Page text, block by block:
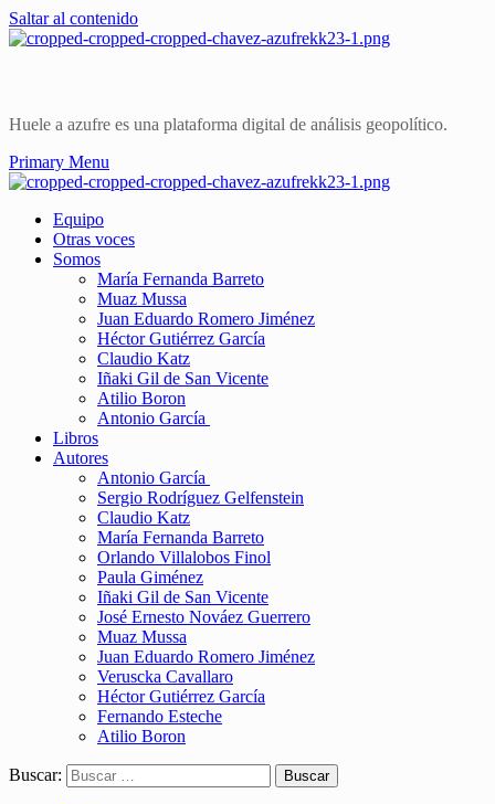
Saltar al contenido
Huele a azufre es una plataforma digital de análisis geopolítico.
Primary Menu
Equipo
Otras voces
Somos
María Fernanda Barreto
Muaz Mussa
Juan Eduardo Romero Jiménez
Héctor Gutiérrez García
Claudio Katz
Iñaki Gil de San Vicente
Atilio Boron
Antonio García
Libros
Autores
Antonio García
Sergio Rodríguez Gelfenstein
Claudio Katz
María Fernanda Barreto
Orlando Villalobos Finol
Paula Giménez
Iñaki Gil de San Vicente
José Ernesto Nováez Guerrero
Muaz Mussa
Juan Eduardo Romero Jiménez
Veruscka Cavallaro
Héctor Gutiérrez García
Fernando Esteche
Atilio Boron
Buscar: